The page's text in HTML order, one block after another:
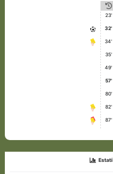
23'
32'
34'
35'
49'
57'
80'
82'
87'